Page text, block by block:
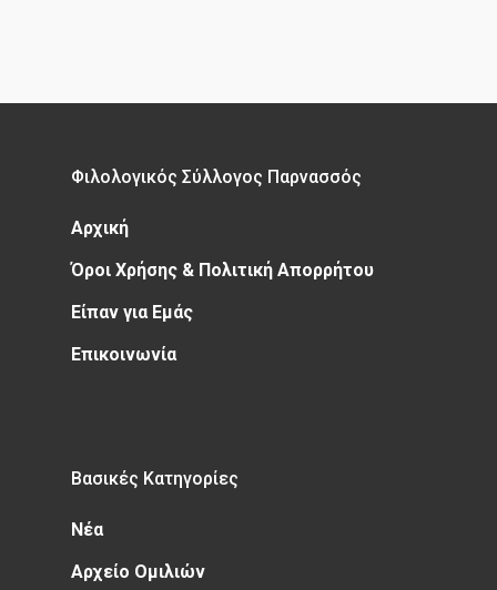
Φιλολογικός Σύλλογος Παρνασσός
Αρχική
Όροι Χρήσης & Πολιτική Απορρήτου
Είπαν για Εμάς
Επικοινωνία
Βασικές Κατηγορίες
Νέα
Αρχείο Ομιλιών